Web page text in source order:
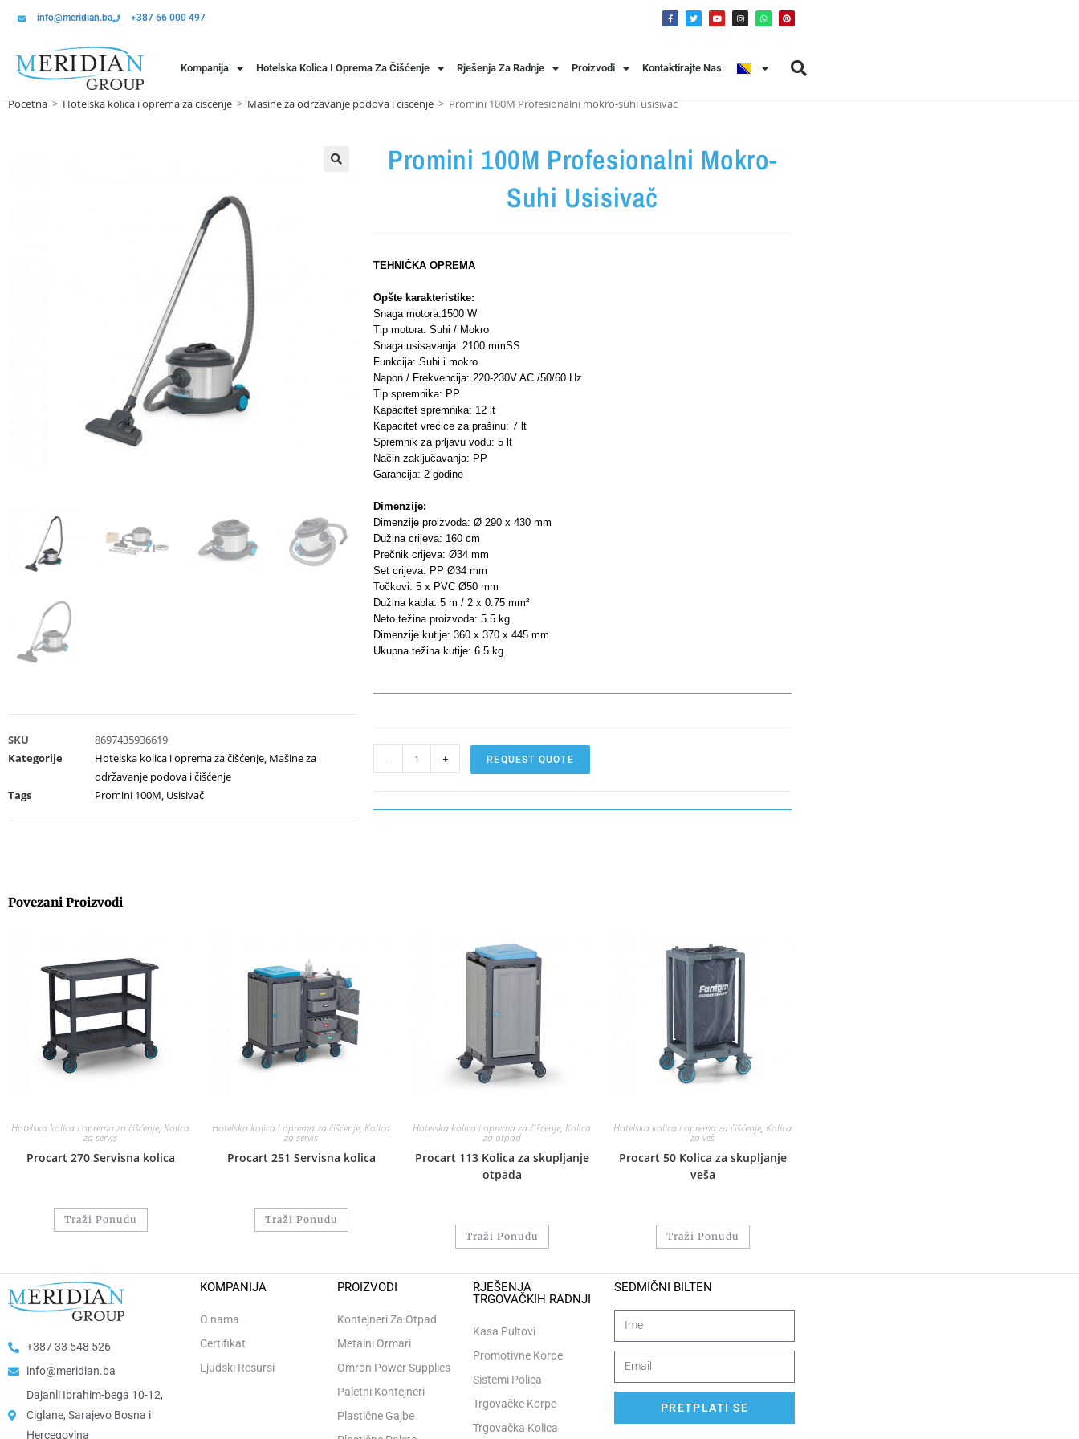
info@meridian.ba +387 66 000 497
Kompanija Hotelska Kolica I Oprema Za Čišćenje Rješenja Za Radnje Proizvodi Kontaktirajte Nas
Početna > Hotelska kolica i oprema za čišćenje > Mašine za održavanje podova i čišćenje > Promini 100M Profesionalni mokro-suhi usisivač
SKU
8697435936619
Kategorije
Hotelska kolica i oprema za čišćenje, Mašine za
održavanje podova i čišćenje
Tags
Promini 100M, Usisivač
Promini 100M Profesionalni Mokro-
Suhi Usisivač
TEHNIČKA OPREMA
Opšte karakteristike:
Snaga motora:1500 W
Tip motora: Suhi / Mokro
Snaga usisavanja: 2100 mmSS
Funkcija: Suhi i mokro
Napon / Frekvencija: 220-230V AC /50/60 Hz
Tip spremnika: PP
Kapacitet spremnika: 12 lt
Kapacitet vrećice za prašinu: 7 lt
Spremnik za prljavu vodu: 5 lt
Način zaključavanja: PP
Garancija: 2 godine
Dimenzije:
Dimenzije proizvoda: Ø 290 x 430 mm
Dužina crijeva: 160 cm
Prečnik crijeva: Ø34 mm
Set crijeva: PP Ø34 mm
Točkovi: 5 x PVC Ø50 mm
Dužina kabla: 5 m / 2 x 0.75 mm²
Neto težina proizvoda: 5.5 kg
Dimenzije kutije: 360 x 370 x 445 mm
Ukupna težina kutije: 6.5 kg
- + REQUEST QUOTE
Povezani Proizvodi
Hotelska kolica i oprema za čišćenje, Kolica
za servis
Procart 270 Servisna kolica
Traži Ponudu
Hotelska kolica i oprema za čišćenje, Kolica
za servis
Procart 251 Servisna kolica
Traži Ponudu
Hotelska kolica i oprema za čišćenje, Kolica
za otpad
Procart 113 Kolica za skupljanje
otpada
Traži Ponudu
Hotelska kolica i oprema za čišćenje, Kolica
za veš
Procart 50 Kolica za skupljanje
veša
Traži Ponudu
+387 33 548 526
info@meridian.ba
Dajanli Ibrahim-bega 10-12,
Ciglane, Sarajevo Bosna i
Hercegovina​
KOMPANIJA
O nama
Certifikat
Ljudski Resursi
PROIZVODI
Kontejneri Za Otpad
Metalni Ormari
Omron Power Supplies
Paletni Kontejneri
Plastične Gajbe
RJEŠENJA
TRGOVAČKIH RADNJI
Kasa Pultovi
Promotivne Korpe
Sistemi Polica
Trgovačke Korpe
Trgovačka Kolica
SEDMIČNI BILTEN
PRETPLATI SE